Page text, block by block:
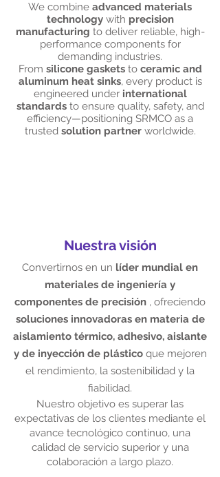
We combine advanced materials
technologywith precision
manufacturing to deliver reliable, high-
performance components for
demanding industries.
From silicone gasketsto ceramic and
aluminum heat sinks, every product is
engineered under international
standards to ensure quality, safety, and
efficiency—positioning SRMCO as a
trusted solution partnerworldwide.
Nuestra visión
Convertirnos en un líder mundial en
materiales de ingeniería y
componentes de precisión , ofreciendo
soluciones innovadoras en materia de
aislamiento térmico, adhesivo, aislante
y de inyección de plásticoque mejoren
el rendimiento, la sostenibilidad y la
fiabilidad.
Nuestro objetivo es superar las
expectativas de los clientes mediante el
avance tecnológico continuo, una
calidad de servicio superior y una
colaboración a largo plazo.